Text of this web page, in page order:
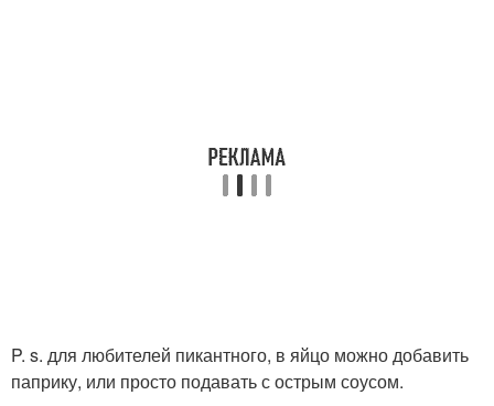
P. s. для любителей пикантного, в яйцо можно добавить
паприку, или просто подавать с острым соусом.